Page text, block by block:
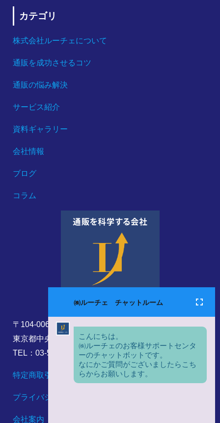
カテゴリ
株式会社ルーチェについて
通販を成功させるコツ
通販の悩み解決
サービス紹介
資料ギャラリー
会社情報
ブログ
コラム
〒104-0061
東京都中央区銀座8丁目17番5号
TEL：03-5860-6173
特定商取引法に基づく表記
プライバシーポリシー
会社案内